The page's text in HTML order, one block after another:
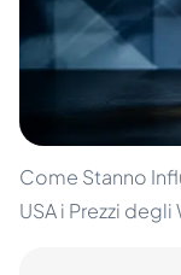
Come Stanno
USA i Prezzi